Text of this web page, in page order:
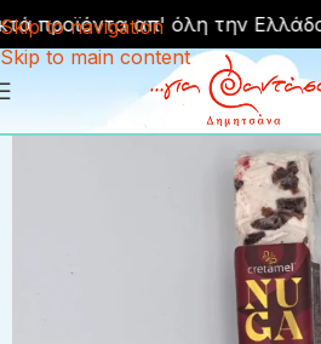
Skip to navigation
Skip to main content
προϊόντα απ' όλη την Ελλάδα